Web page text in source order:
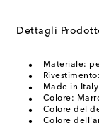
Dettagli
Materiale:
Made in Italy
Colore:
Colore del
Colore